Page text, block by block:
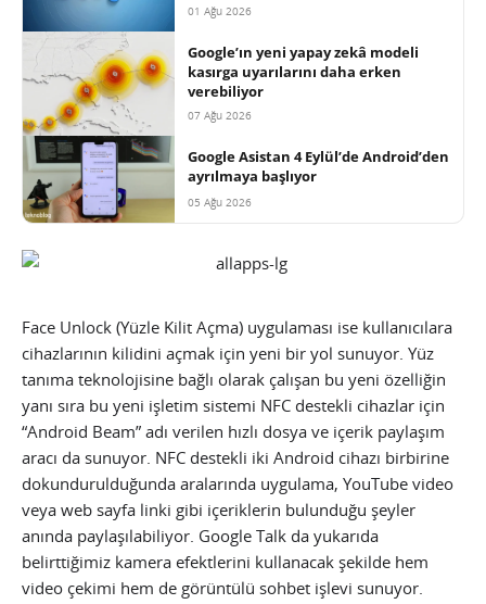
01 Ağu 2026
Google’ın yeni yapay zekâ modeli
kasırga uyarılarını daha erken
verebiliyor
07 Ağu 2026
Google Asistan 4 Eylül’de Android’den
ayrılmaya başlıyor
05 Ağu 2026
Face Unlock (Yüzle Kilit Açma) uygulaması ise kullanıcılara
cihazlarının kilidini açmak için yeni bir yol sunuyor. Yüz
tanıma teknolojisine bağlı olarak çalışan bu yeni özelliğin
yanı sıra bu yeni işletim sistemi NFC destekli cihazlar için
“Android Beam” adı verilen hızlı dosya ve içerik paylaşım
aracı da sunuyor. NFC destekli iki Android cihazı birbirine
dokundurulduğunda aralarında uygulama, YouTube video
veya web sayfa linki gibi içeriklerin bulunduğu şeyler
anında paylaşılabiliyor. Google Talk da yukarıda
belirttiğimiz kamera efektlerini kullanacak şekilde hem
video çekimi hem de görüntülü sohbet işlevi sunuyor.